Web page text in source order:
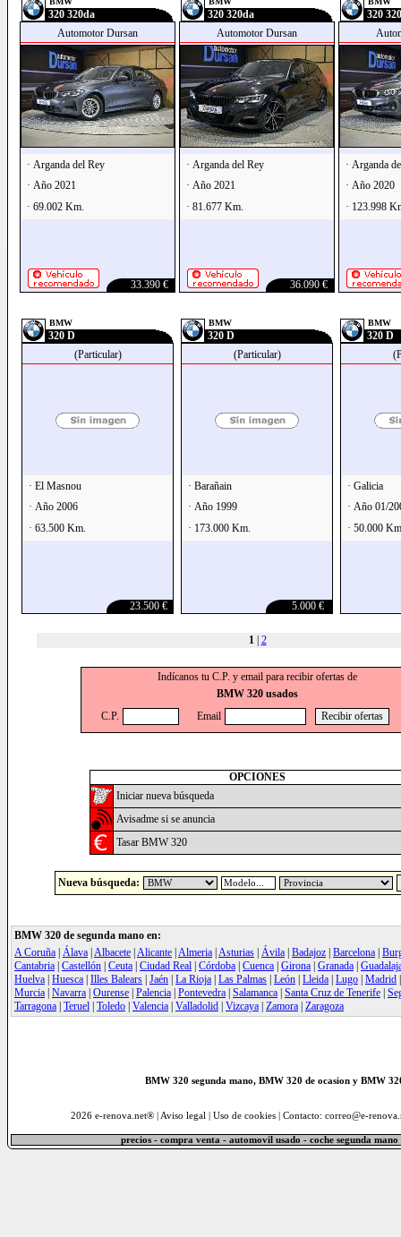
320 320da
Automotor Dursan
· Arganda del Rey
· Año 2021
· 69.002 Km.
33.390 €
320 320da
Automotor Dursan
· Arganda del Rey
· Año 2021
· 81.677 Km.
36.090 €
320
· Arganda
· Año 2020
· 123.998
BMW
320 D
(Particular)
· El Masnou
· Año 2006
· 63.500 Km.
23.500 €
BMW
320 D
(Particular)
· Barañain
· Año 1999
· 173.000 Km.
5.000 €
BMW
320 D
· Galicia
· Año 01/
· 50.000
1| 2
Indícanos tu C.P. y email para recibir ofertas de
BMW 320 usados
C.P.
Email
OPCIONES
Iniciar nueva búsqueda
Avisadme si se anuncia
Tasar BMW 320
Nueva búsqueda:
BMW 320 de segunda mano en:
A Coruña Álava Albacete Alicante Almeria Asturias Ávila Badajoz Barcelona
Cantabria Castellón Ceuta Ciudad Real Córdoba Cuenca Girona Granada
Huelva Huesca Illes Balears Jaén La Rioja Las Palmas León Lleida Lugo Madrid
Murcia Navarra Ourense Palencia Pontevedra Salamanca Santa Cruz de Tenerife
Tarragona Teruel Toledo Valencia Valladolid Vizcaya Zamora Zaragoza
BMW 320 segunda mano, BMW 320 de ocasion y BMW
2026 e-renova.net® | Aviso legal Uso de cookies| Contacto: correo@e-
precios - compra venta - automovil usado - coche segunda mano